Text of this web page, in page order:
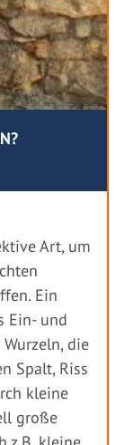
Art, um
Ein
Ein- und
die
Spalt, Riss
kleine
große